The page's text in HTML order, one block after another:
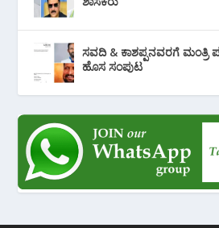
ಸವದಿ & ಕಾಶಪ್ಪನವರಗೆ
ಹೊಸ ಸಂಪುಟ